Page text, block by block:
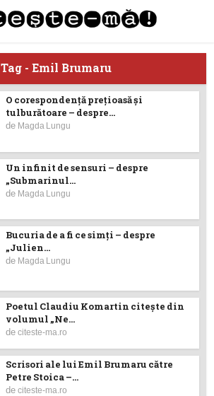
Tag - Emil Brumaru
O corespondență prețioasă și
tulburătoare – despre...
de Magda Lungu
Un infinit de sensuri – despre
„Submarinul...
de Magda Lungu
Bucuria de a fi ce simţi – despre
„Julien...
de Magda Lungu
Poetul Claudiu Komartin citește din
volumul „Ne...
deciteste-ma.ro
Scrisori ale lui Emil Brumaru către
Petre Stoica –...
deciteste-ma.ro